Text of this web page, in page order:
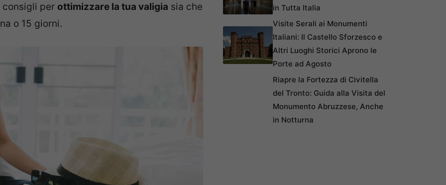
consigli per ottimizzare la tua valigia sia che
o 15 giorni.
in Tutta Italia
Visite Serali ai Monumenti
Italiani: Il Castello Sforzesco e
Altri Luoghi Storici Aprono le
Porte ad Agosto
Riapre la Fortezza di Civitella
del Tronto: Guida alla Visita del
Monumento Abruzzese, Anche
in Notturna